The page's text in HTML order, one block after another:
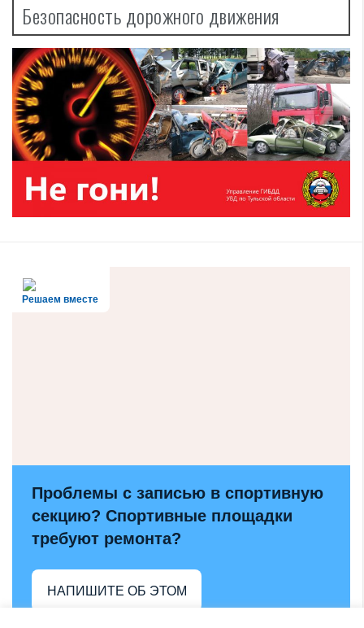
Безопасность дорожного движения
Решаем вместе
Проблемы с записью в спортивную
секцию? Спортивные площадки
требуют ремонта?
НАПИШИТЕ ОБ ЭТОМ